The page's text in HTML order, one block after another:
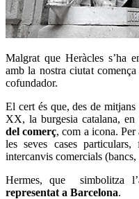
Malgrat que Heràcles s’ha
amb la nostra ciutat
cofundador.
El cert és que, des de
XX, la burgesia catalana,
del comerç, com a icona. Per
les seves cases
intercanvis comercials
Hermes, que simbolitza
representat a Barcelona.